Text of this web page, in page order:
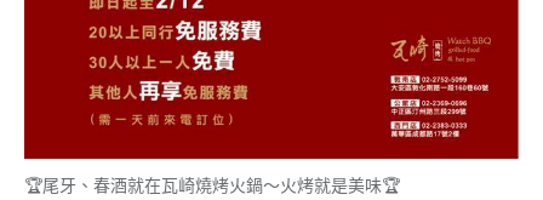
🏆尾牙、春酒就在瓦崎燒烤火鍋～火烤就是美味🏆